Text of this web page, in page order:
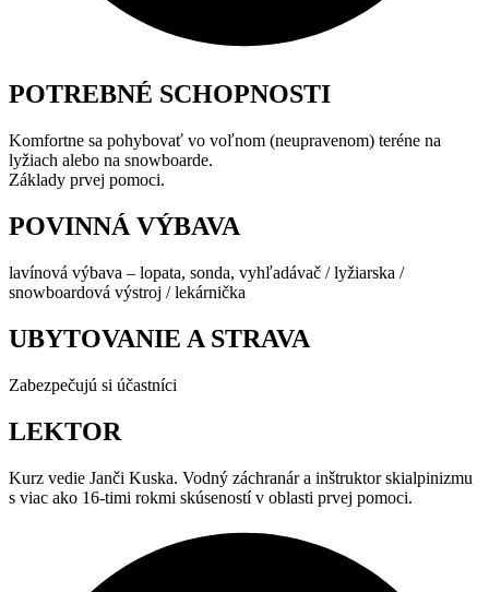
POTREBNÉ SCHOPNOSTI
Komfortne sa pohybovať vo voľnom (neupravenom) teréne na
lyžiach alebo na snowboarde.
Základy prvej pomoci.
POVINNÁ VÝBAVA
lavínová výbava – lopata, sonda, vyhľadávač / lyžiarska /
snowboardová výstroj / lekárnička
UBYTOVANIE A STRAVA
Zabezpečujú si účastníci
LEKTOR
Kurz vedie Janči Kuska. Vodný záchranár a inštruktor skialpinizmu
s viac ako 16-timi rokmi skúseností v oblasti prvej pomoci.